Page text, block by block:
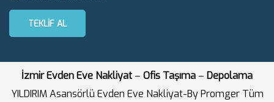
TEKLIF AL
İzmir Evden Eve Nakliyat – Ofis Taşıma – Depolama
YILDIRIM Asansörlü Evden Eve Nakliyat-By Promger Tüm